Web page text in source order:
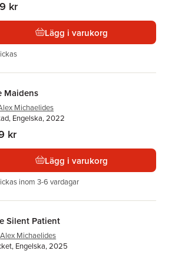
kr
Lägg i varukorg
Maidens
Michaelides
Engelska, 2022
kr
Lägg i varukorg
inom 3-6 vardagar
Silent Patient
Alex Michaelides
Engelska, 2025